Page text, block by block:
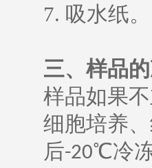
7. 吸水纸。
三、样品
样品如果
细胞培养
后-20℃冷